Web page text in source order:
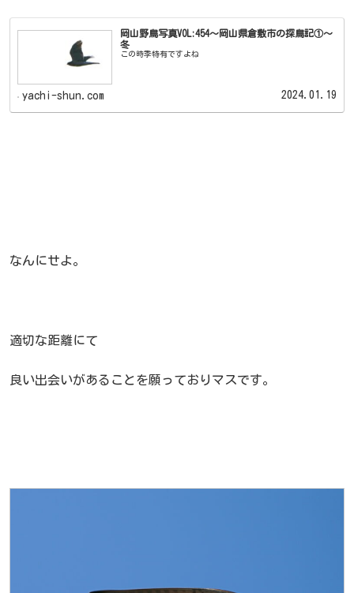
岡山野鳥写真VOL:454～岡山県倉敷市の探鳥記①～
冬
この時季特有ですよね
yachi-shun.com 2024.01.19
なんにせよ。
適切な距離にて
良い出会いがあることを願っておりマスです。